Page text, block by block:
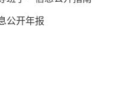
公开年报